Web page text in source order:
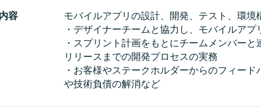
容
モバイルアプリの設計、開発、テスト、環境
・デザイナーチームと協力し、モバイルア
・スプリント計画をもとにチームメンバー
リリースまでの開発プロセスの実務
・お客様やステークホルダーからのフィー
や技術負債の解消など